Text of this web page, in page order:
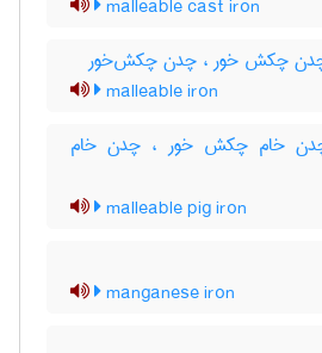
malleable cast iron
چکش خور ، چدن چکش‌خور
malleable iron
خام چکش خور ، چدن خام
malleable pig iron
manganese iron